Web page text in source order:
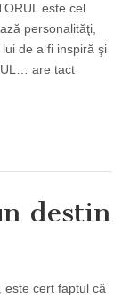
este cel
personalităţi,
de a fi inspiră şi
are tact
destin
este cert faptul că